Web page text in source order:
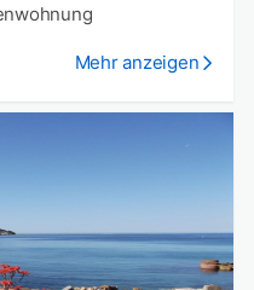
Mehr anzeigen